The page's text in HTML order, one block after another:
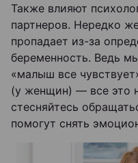
Также влияют
партнеров. Нередко
пропадает из-за
беременность. Ведь
«малыш все
(у женщин) — все это
стесняйтесь
помогут снять